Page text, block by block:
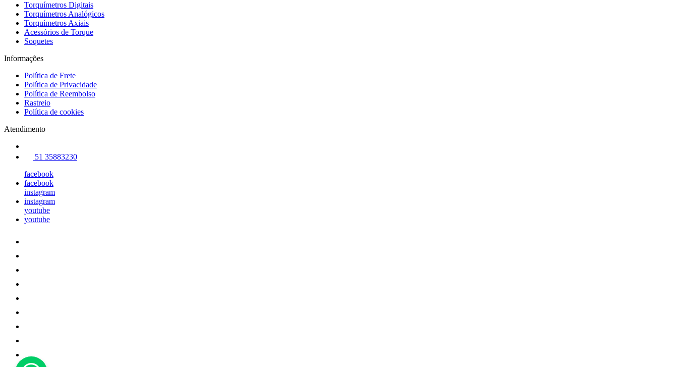
Torquímetros Digitais
Torquímetros Analógicos
Torquímetros Axiais
Acessórios de Torque
Soquetes
Informações
Política de Frete
Política de Privacidade
Política de Reembolso
Rastreio
Política de cookies
Atendimento
51 35883230
facebook
facebook
instagram
instagram
youtube
youtube